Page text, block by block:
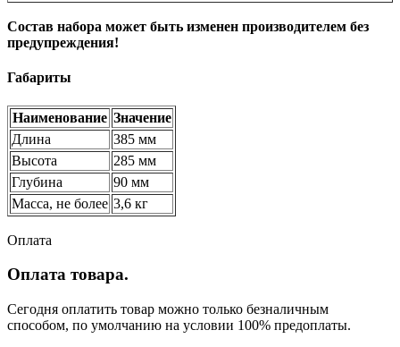
Состав набора может быть изменен производителем без
предупреждения!
Габариты
Наименование Значение
Длина
385 мм
Высота
285 мм
Глубина
90 мм
Масса, не более 3,6 кг
Оплата
Оплата товара.
Сегодня оплатить товар можно только безналичным
способом, по умолчанию на условии 100% предоплаты.